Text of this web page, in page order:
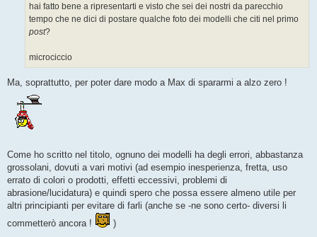
hai fatto bene a ripresentarti e visto che sei dei nostri da parecchio
tempo che ne dici di postare qualche foto dei modelli che citi nel primo
post?
microciccio
Ma, soprattutto, per poter dare modo a Max di spararmi a alzo zero !
Come ho scritto nel titolo, ognuno dei modelli ha degli errori, abbastanza
grossolani, dovuti a vari motivi (ad esempio inesperienza, fretta, uso
errato di colori o prodotti, effetti eccessivi, problemi di
abrasione/lucidatura) e quindi spero che possa essere almeno utile per
altri principianti per evitare di farli (anche se -ne sono certo- diversi li
commetterò ancora !
)